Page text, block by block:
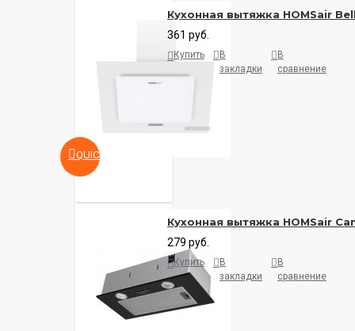
QUICKVIEW
Кухонная вытяжка HOMSair
361 руб.
Купить
В
закладки
В
сравнение
Кухонная вытяжка HOMSair
279 руб.
Купить
В
закладки
В
сравнение